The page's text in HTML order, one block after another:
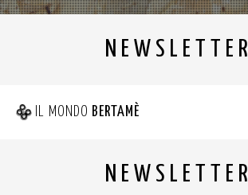
NEWSLETTER
IL MONDO BERTAMÈ
NEWSLETTER